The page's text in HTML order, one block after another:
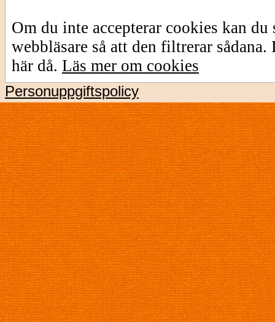
Om du inte accepterar cookies kan
webbläsare så att den filtrerar
här då. Läs mer om cookies
Personuppgiftspolicy